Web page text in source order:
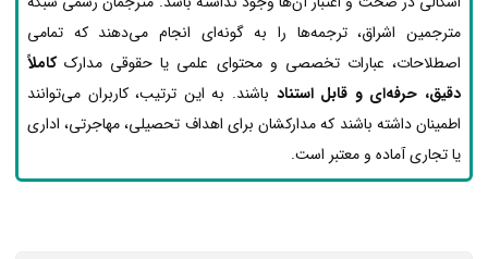
مترجمین اشراق، ترجمه‌ها را به گونه‌ای انجام می‌دهند که تمامی
اصطلاحات، عبارات تخصصی و محتوای علمی یا حقوقی مدارککاملاً
دقیق، حرفه‌ای و قابل استناد باشند. به این ترتیب، کاربران می‌توانند
اطمینان داشته باشند که مدارکشان برای اهداف تحصیلی، مهاجرتی، اداری
یا تجاری آماده و معتبر است.